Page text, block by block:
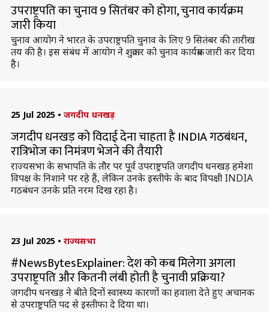
उपराष्ट्रपति का चुनाव 9 सितंबर को होगा, चुनाव कार्यक्रम
जारी किया
चुनाव आयोग ने भारत के उपराष्ट्रपति चुनाव के लिए 9 सितंबर की तारीख
तय की है। इस संबंध में आयोग ने शुक्रवार को चुनाव कार्यक्रम जारी कर दिया
है।
25 Jul 2025 • जगदीप धनखड़
जगदीप धनखड़ को विदाई देना चाहता है INDIA गठबंधन,
रात्रिभोज का निमंत्रण भेजने की तैयारी
राज्यसभा के सभापति के तौर पर पूर्व उपराष्ट्रपति जगदीप धनखड़ हमेशा
विपक्ष के निशाने पर रहे हैं, लेकिन उनके इस्तीफे के बाद विपक्षी INDIA
गठबंधन उनके प्रति नरम दिख रहा है।
23 Jul 2025 • राज्यसभा
#NewsBytesExplainer: देश को कब मिलेगा अगला
उपराष्ट्रपति और कितनी लंबी होती है चुनावी प्रक्रिया?
जगदीप धनखड़ ने बीते दिनों स्वास्थ्य कारणों का हवाला देते हुए अचानक
से उपराष्ट्रपति पद से इस्तीफा दे दिया था।